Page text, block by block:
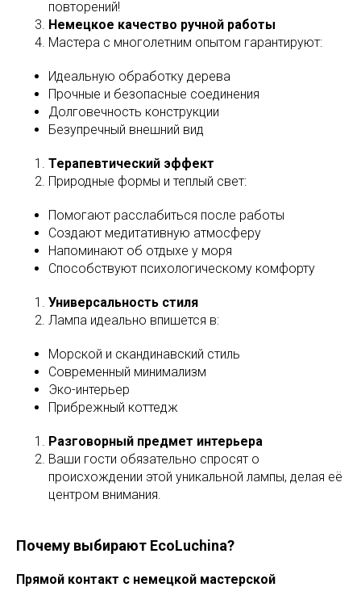
повторений!
Немецкое качество ручной работы
Мастера с многолетним опытом гарантируют:
Идеальную обработку дерева
Прочные и безопасные соединения
Долговечность конструкции
Безупречный внешний вид
Терапевтический эффект
Природные формы и теплый свет:
Помогают расслабиться после работы
Создают медитативную атмосферу
Напоминают об отдыхе у моря
Способствуют психологическому комфорту
Универсальность стиля
Лампа идеально впишется в:
Морской и скандинавский стиль
Современный минимализм
Эко-интерьер
Прибрежный коттедж
Разговорный предмет интерьера
Ваши гости обязательно спросят о
происхождении этой уникальной лампы, делая её
центром внимания.
Почему выбирают EcoLuchina?
Прямой контакт с немецкой мастерской